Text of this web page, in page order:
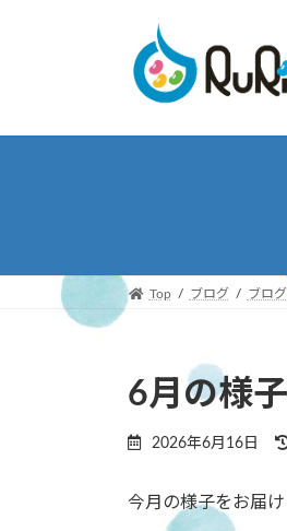
Top ブログ ブログ
6月の様子
2026年6月16日
今月の様子をお届け